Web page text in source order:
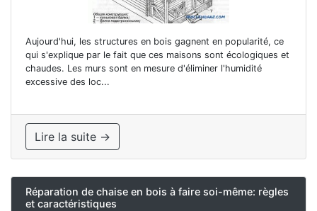
Aujourd'hui, les structures en bois gagnent en popularité, ce
qui s'explique par le fait que ces maisons sont écologiques et
chaudes. Les murs sont en mesure d'éliminer l'humidité
excessive des loc...
Lire la suite →
Réparation de chaise en bois à faire soi-même: règles
et caractéristiques